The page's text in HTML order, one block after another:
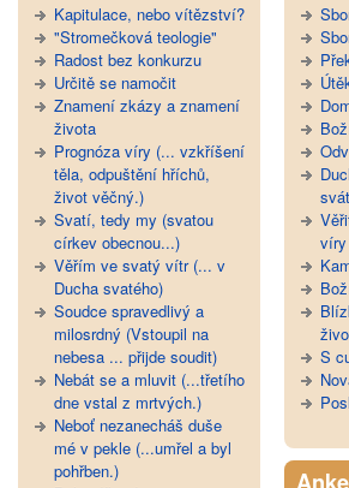
Kapitulace, nebo vítězství?
"Stromečková teologie"
Radost bez konkurzu
Určitě se namočit
Znamení zkázy a znamení
života
Prognóza víry (... vzkříšení
těla, odpuštění hříchů,
život věčný.)
Svatí, tedy my (svatou
církev obecnou...)
Věřím ve svatý vítr (... v
Ducha svatého)
Soudce spravedlivý a
milosrdný (Vstoupil na
nebesa ... přijde soudit)
Nebát se a mluvit (...třetího
dne vstal z mrtvých.)
Neboť nezanecháš duše
mé v pekle (...umřel a byl
pohřben.)
víry
S